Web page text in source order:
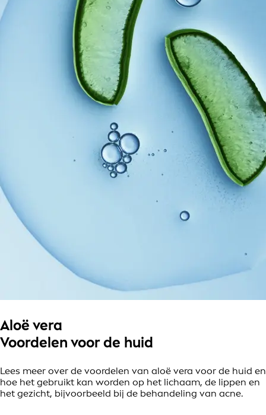
Aloë vera
Voordelen voor de huid
Lees meer over de voordelen van aloë vera voor de huid en
hoe het gebruikt kan worden op het lichaam, de lippen en
het gezicht, bijvoorbeeld bij de behandeling van acne.